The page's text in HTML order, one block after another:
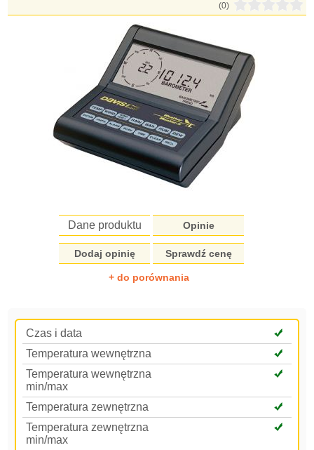
(0)
Dane produktu Opinie
Dodaj opinię Sprawdź cenę
+ do porównania
Czas i data
Temperatura wewnętrzna
Temperatura wewnętrzna
min/max
Temperatura zewnętrzna
Temperatura zewnętrzna
min/max